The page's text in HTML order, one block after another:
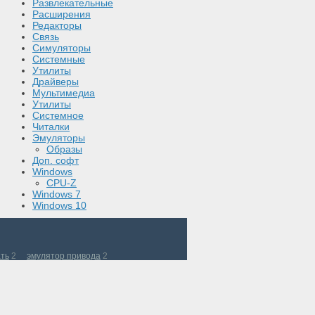
Развлекательные
Расширения
Редакторы
Связь
Симуляторы
Системные
Утилиты
Драйверы
Мультимедиа
Утилиты
Системное
Читалки
Эмуляторы
Образы
Доп. софт
Windows
CPU-Z
Windows 7
Windows 10
2 эмулятор привода 2